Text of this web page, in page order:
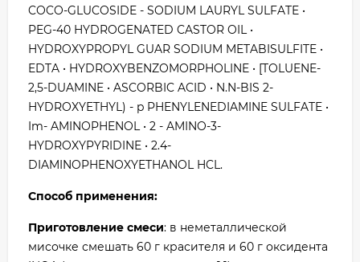
COCO-GLUCOSIDE - SODIUM LAURYL SULFATE •
PEG-40 HYDROGENATED CASTOR OIL •
HYDROXYPROPYL GUAR SODIUM METABISULFITE •
EDTA • HYDROXYBENZOMORPHOLINE • [TOLUENE-
2,5-DUAMINE • ASCORBIC ACID • N.N-BIS 2-
HYDROXYETHYL) - p PHENYLENEDIAMINE SULFATE •
Im- AMINOPHENOL • 2 - AMINO-3-
HYDROXYPYRIDINE • 2.4-
DIAMINOPHENOXYETHANOL HCL.
Способ применения:
Приготовление смеси: в неметаллической
мисочке смешать 60 г красителя и 60 г оксидента